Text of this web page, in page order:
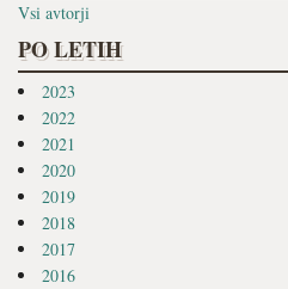
Vsi avtorji
PO LETIH
2023
2022
2021
2020
2019
2018
2017
2016